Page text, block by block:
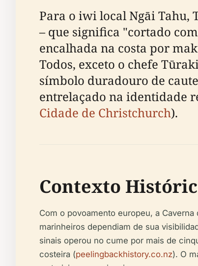
Para o iwi local Ngāi Tahu,
– que significa "cortado
encalhada na costa por
Todos, exceto o chefe
símbolo duradouro de
entrelaçado na identidade
Cidade de Christchurch).
Contexto
Com o povoamento europeu, a
marinheiros dependiam de sua
sinais operou no cume por mais de
costeira (peelingbackhistory.co.nz). O